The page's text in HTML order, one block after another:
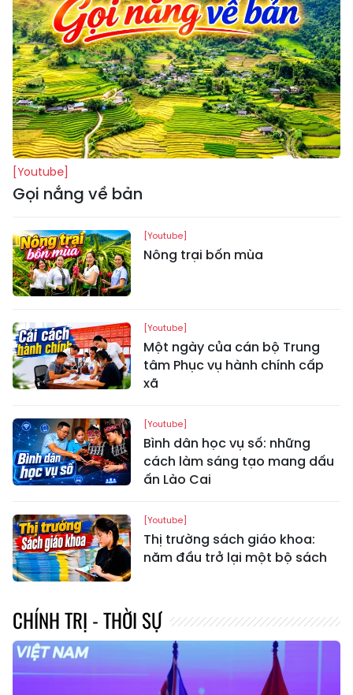
[Youtube]
Gọi nắng về bản
[Youtube]
Nông trại bốn mùa
[Youtube]
Một ngày của cán bộ Trung
tâm Phục vụ hành chính cấp
xã
[Youtube]
Bình dân học vụ số: những
cách làm sáng tạo mang dấu
ấn Lào Cai
[Youtube]
Thị trường sách giáo khoa:
năm đầu trở lại một bộ sách
CHÍNH TRỊ - THỜI SỰ